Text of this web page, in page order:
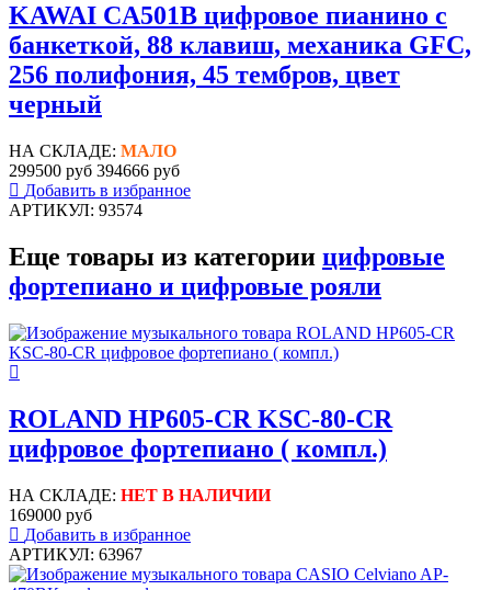
KAWAI CA501B цифровое пианино с
банкеткой, 88 клавиш, механика GFC,
256 полифония, 45 тембров, цвет
черный
НА СКЛАДЕ: МАЛО
299500 руб 394666 руб
Добавить в избранное
АРТИКУЛ: 93574
Еще товары из категории цифровые
фортепиано и цифровые рояли
ROLAND HP605-CR KSC-80-CR
цифровое фортепиано ( компл.)
НА СКЛАДЕ: НЕТ В НАЛИЧИИ
169000 руб
Добавить в избранное
АРТИКУЛ: 63967